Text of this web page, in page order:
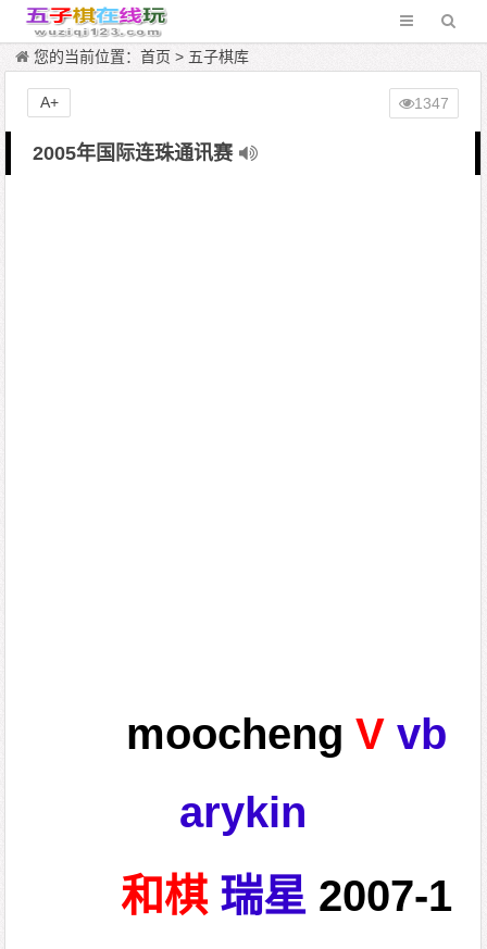
您的当前位置：首页 > 五子棋库
2005年国际连珠通讯赛
moocheng V vb
arykin
和棋 瑞星 2007-1
1347
A+